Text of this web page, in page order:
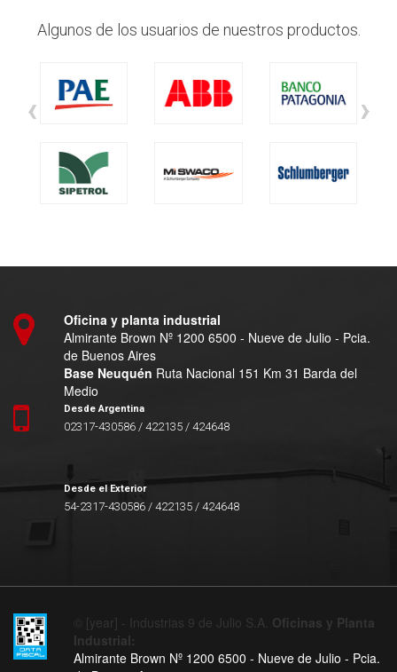
Algunos de los usuarios de nuestros productos.
‹ ›
Oficina y planta industrial
Almirante Brown Nº 1200 6500 - Nueve de Julio - Pcia.
de Buenos Aires
Base Neuquén Ruta Nacional 151 Km 31 Barda del
Medio
Desde Argentina
02317-430586 / 422135 / 424648
Desde el Exterior
54-2317-430586 / 422135 / 424648
© [year] - Industrias 9 de Julio S.A. Oficinas y Planta
Industrial:
Almirante Brown Nº 1200 6500 - Nueve de Julio - Pcia.